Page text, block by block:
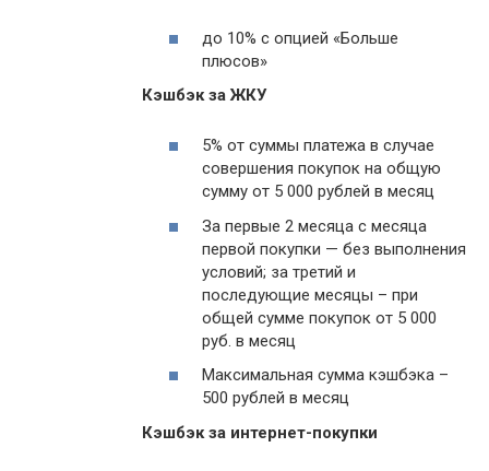
до 10% с опцией «Больше
плюсов»
Кэшбэк за ЖКУ
5% от суммы платежа в случае
совершения покупок на общую
сумму от 5 000 рублей в месяц
За первые 2 месяца с месяца
первой покупки — без выполнения
условий; за третий и
последующие месяцы – при
общей сумме покупок от 5 000
руб. в месяц
Максимальная сумма кэшбэка –
500 рублей в месяц
Кэшбэк за интернет-покупки